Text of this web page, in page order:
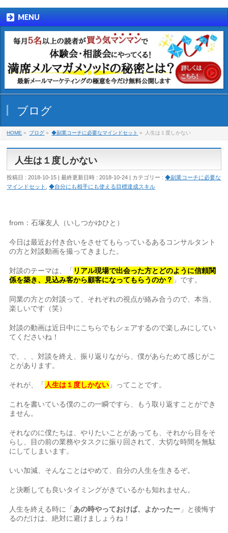
MENU
ブログ
HOME » ブログ » ◆副業コーチに必要なマインドセット » 人生は１度しかない
人生は１度しかない
投稿日 : 2018-10-15 最終更新日時 : 2018-10-24 カテゴリー :◆副業コーチに必要な
マインドセット
,◆自分にも相手にも使える目標達成スキル
from：石塚友人（いしつかゆひと）
今日は最近お付き合いをさせてもらっているあるコンサルタント
の方と対談動画を撮ってきました。
対談のテーマは、「 リアル現場で出会った方とどのように信頼関
係を築き、見込み客から顧客になってもらうのか？ 」です。
同業の方との対談って、それぞれの視点が絡み合うので、本当、
楽しいです（笑）
対談の動画は近日中にこちらでもシェアするので楽しみにしてい
てくださいね！
で、、、対談を終え、振り返りながら、僕があらためて感じがこ
とがあります。
それが、「 人生は１度しかない 」ってことです。
これを書いている僕のこの一瞬ですら、もう取り返すことができ
ません。
それなのに僕たちは、やりたいことがあっても、それから目をそ
らし、目の前の業務やタスクに振り回されて、大切な時間を無駄
にしてしまいます。
いい加減、そんなことはやめて、自分の人生を生きるぞ。
と決断しても良いタイミングがきているかも知れません。
人生を終える時に「 あの時やっておけば、よかったー 」と後悔す
るのだけは、絶対に避けましょうね！